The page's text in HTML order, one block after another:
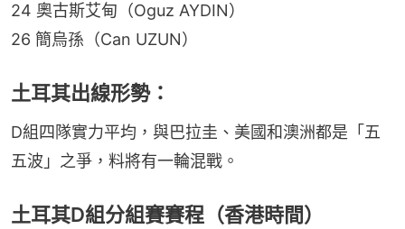
24 奧古斯艾甸（Oguz AYDIN）
26 簡烏孫（Can UZUN）
土耳其出線形勢：
D組四隊實力平均，與巴拉圭、美國和澳洲都是「五
五波」之爭，料將有一輪混戰。
土耳其D組分組賽賽程（香港時間）